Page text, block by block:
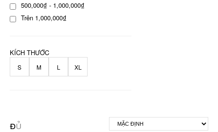
500,000₫ - 1,000,000₫
Trên 1,000,000₫
KÍCH THƯỚC
S M L XL